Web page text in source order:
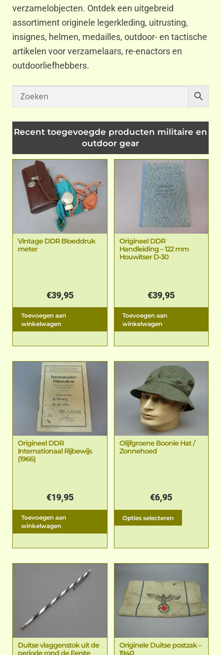
verzamelobjecten. Ontdek een uitgebreid
assortiment originele legerkleding, uitrusting,
insignes, helmen, medailles, outdoor- en tactische
artikelen voor verzamelaars, re-enactors en
outdoorliefhebbers.
Recent toegevoegde producten militaire en
outdoor gear
Vintage DDR Bloeddruk
meter
€39,95
Toevoegen aan
winkelwagen
Origineel DDR
Handleiding – 122 mm
Houwitser D-30
€39,95
Toevoegen aan
winkelwagen
Origineel DDR
Internationaal Rijbewijs
(1966)
€19,95
Toevoegen aan
winkelwagen
Olijfgroene Boonie Hat /
Zonnehoed
€6,95
Opties selecteren
Duitse vlaggenstok uit de
Originele Duitse postzak –